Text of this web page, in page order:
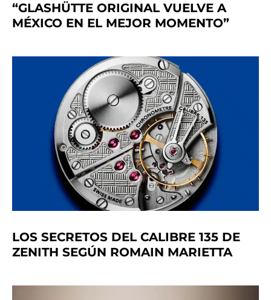
“GLASHÜTTE ORIGINAL VUELVE A
MÉXICO EN EL MEJOR MOMENTO”
LOS SECRETOS DEL CALIBRE 135 DE
ZENITH SEGÚN ROMAIN MARIETTA